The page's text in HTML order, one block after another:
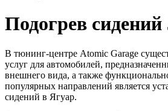
Подогрев
В тюнинг-центре Atomic Garage
услуг для автомобилей,
внешнего вида, а также
популярных направлений является
сидений в Ягуар.